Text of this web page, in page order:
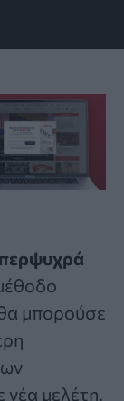
μπορούσε
μελέτη.